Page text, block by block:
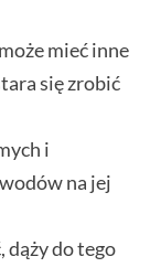
mieć inne
się zrobić
i
na jej
dąży do tego